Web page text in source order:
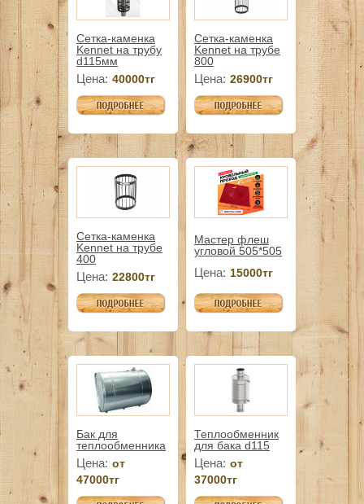
Сетка-каменка
Kennet на трубу
d115мм
Цена: 40000тг
Сетка-каменка
Kennet на трубе
800
Цена: 26900тг
Сетка-каменка
Kennet на трубе
400
Цена: 22800тг
Мастер флеш
угловой 505*505
Цена: 15000тг
Бак для
теплообменника
Цена: от
47000тг
Теплообменник
для бака d115
Цена: от
37000тг